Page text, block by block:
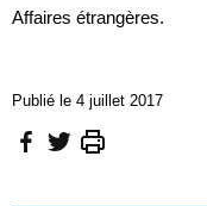
Affaires étrangères.
Publié le 4 juillet 2017